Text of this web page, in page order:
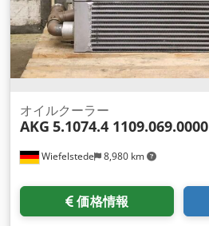
Wiefelstede 8,980 km
オイルクーラー
AKG 5.1074.4 1109.069.0000
価格情報